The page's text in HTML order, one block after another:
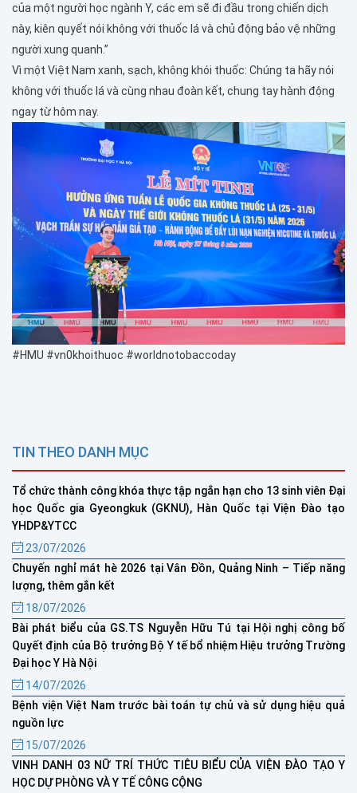
của một người học ngành Y, các em sẽ đi đầu trong chiến dịch
này, kiên quyết nói không với thuốc lá và chủ động bảo vệ những
người xung quanh.”
Vì một Việt Nam xanh, sạch, không khói thuốc: Chúng ta hãy nói
không với thuốc lá và cùng nhau đoàn kết, chung tay hành động
ngay từ hôm nay.
#HMU #vn0khoithuoc #worldnotobaccoday
TIN THEO DANH MỤC
Tổ chức thành công khóa thực tập ngắn hạn cho 13 sinh viên Đại
học Quốc gia Gyeongkuk (GKNU), Hàn Quốc tại Viện Đào tạo
YHDP&YTCC
23/07/2026
Chuyến nghỉ mát hè 2026 tại Vân Đồn, Quảng Ninh – Tiếp năng
lượng, thêm gắn kết
18/07/2026
Bài phát biểu của GS.TS Nguyễn Hữu Tú tại Hội nghị công bố
Quyết định của Bộ trưởng Bộ Y tế bổ nhiệm Hiệu trưởng Trường
Đại học Y Hà Nội
14/07/2026
Bệnh viện Việt Nam trước bài toán tự chủ và sử dụng hiệu quả
nguồn lực
15/07/2026
VINH DANH 03 NỮ TRÍ THỨC TIÊU BIỂU CỦA VIỆN ĐÀO TẠO Y
HỌC DỰ PHÒNG VÀ Y TẾ CÔNG CỘNG